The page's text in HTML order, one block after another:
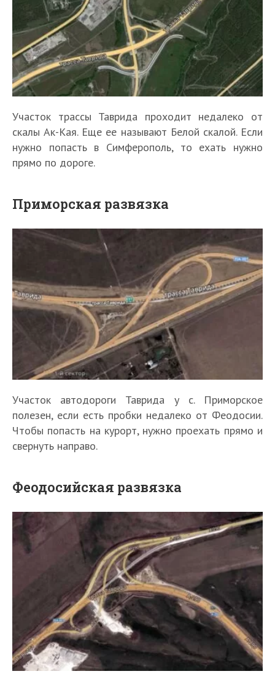
Участок трассы Таврида проходит недалеко от
скалы Ак-Кая. Еще ее называют Белой скалой. Если
нужно попасть в Симферополь, то ехать нужно
прямо по дороге.
Приморская развязка
Участок автодороги Таврида у с. Приморское
полезен, если есть пробки недалеко от Феодосии.
Чтобы попасть на курорт, нужно проехать прямо и
свернуть направо.
Феодосийская развязка